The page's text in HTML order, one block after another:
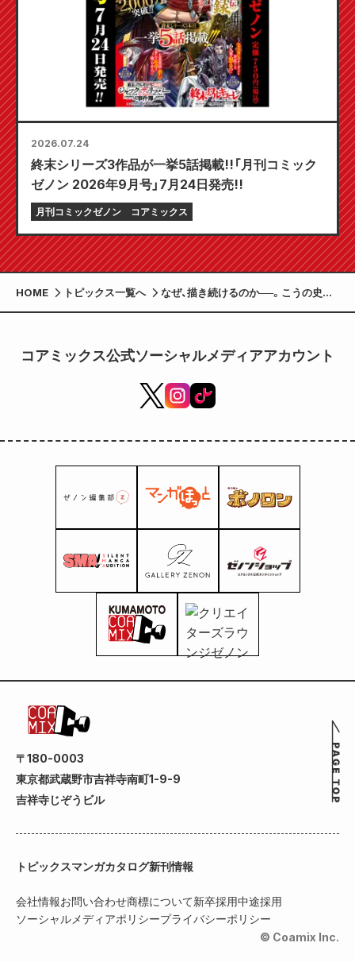
2026.07.24
終末シリーズ3作品が一挙5話掲載!!「月刊コミック
ゼノン 2026年9月号」7月24日発売!!
月刊コミックゼノン コアミックス
HOME トピックス一覧へ
なぜ、描き続けるのか──。こうの史代
最新読切「描く人へ」がゼノン編集部で
コアミックス公式ソーシャルメディアアカウント
〒180-0003
東京都武蔵野市吉祥寺南町1-9-9
吉祥寺じぞうビル
トピックスマンガカタログ新刊情報
会社情報お問い合わせ商標について新卒採用中途採用
ソーシャルメディアポリシープライバシーポリシー
© Coamix Inc.